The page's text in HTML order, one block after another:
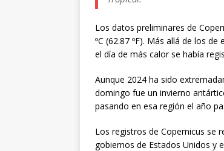
Los datos preliminares de
ºC (62.87 ºF). Más allá de los
el día de más calor se había
Aunque 2024 ha sido
domingo fue un invierno
pasando en esa región el año
Los registros de Copernicus se
gobiernos de Estados Unidos y